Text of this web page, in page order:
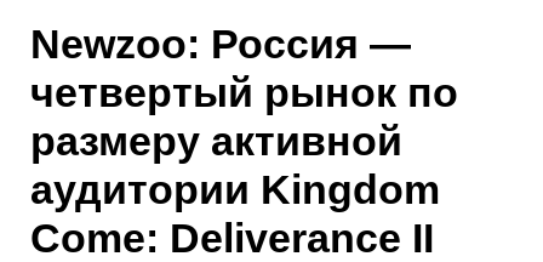
Newzoo: Россия —
четвертый рынок по
размеру активной
аудитории Kingdom
Come: Deliverance II